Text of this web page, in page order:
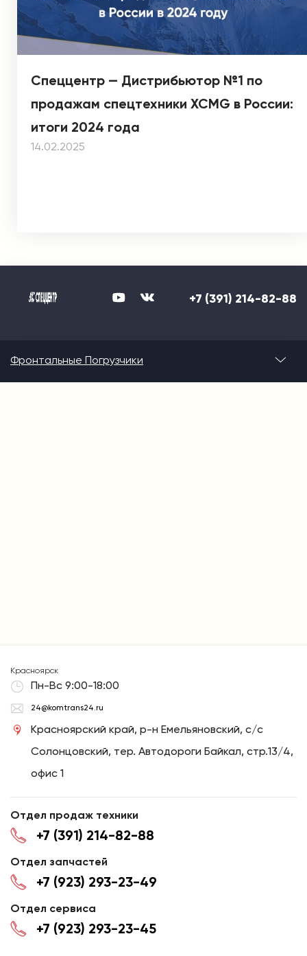
Спеццентр — Дистрибьютор №1 по
продажам спецтехники XCMG в России:
итоги 2024 года
14.02.2025
+7 (391) 214-82-88
Фронтальные Погрузчики
Красноярск
Пн-Вс 9:00-18:00
24@komtrans24.ru
Красноярский край, р-н Емельяновский, с/с
Солонцовский, тер. Автодороги Байкал, стр.13/4,
офис 1
Отдел продаж техники
+7 (391) 214-82-88
Отдел запчастей
+7 (923) 293-23-49
Отдел сервиса
+7 (923) 293-23-45